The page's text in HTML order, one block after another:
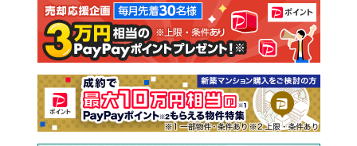
注文住宅 土地
売却査定